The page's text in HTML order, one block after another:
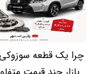
چرا یک قطعه سوزوکی